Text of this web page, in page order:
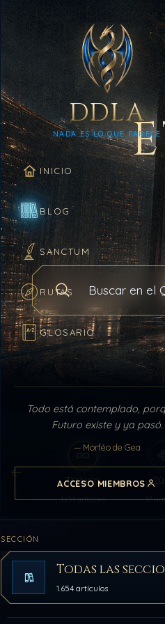
DDLA
NADA ES LO QUE PARECE
INICIO
BLOG
SANCTUM
RUTAS
GLOSARIO
Todo está contemplado,
Futuro existe y ya pasó.
— Morféo de Gea
ACCESO MIEMBROS
Buscar en el archivo
Todos
1.654 artículos 53
SECCIÓN
Todas las
1.654 artículos